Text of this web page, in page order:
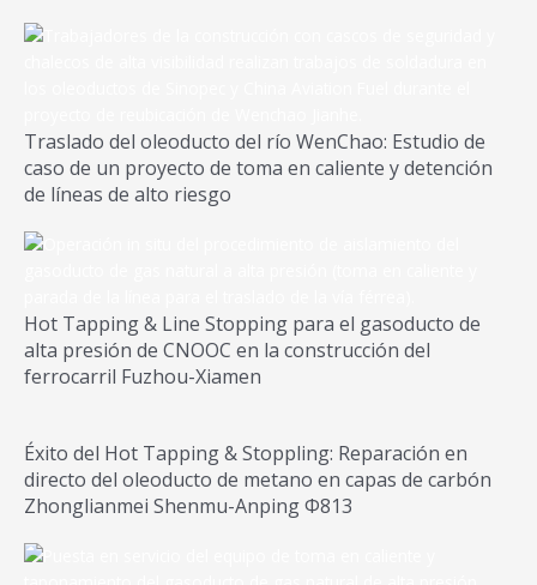
Traslado del oleoducto del río WenChao: Estudio de
caso de un proyecto de toma en caliente y detención
de líneas de alto riesgo
Hot Tapping & Line Stopping para el gasoducto de
alta presión de CNOOC en la construcción del
ferrocarril Fuzhou-Xiamen
Éxito del Hot Tapping & Stoppling: Reparación en
directo del oleoducto de metano en capas de carbón
Zhonglianmei Shenmu-Anping Φ813